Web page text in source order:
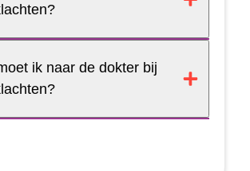
ik naar de dokter bij